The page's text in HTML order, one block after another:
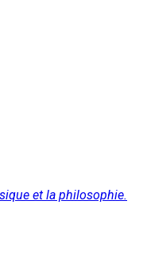
et la philosophie.